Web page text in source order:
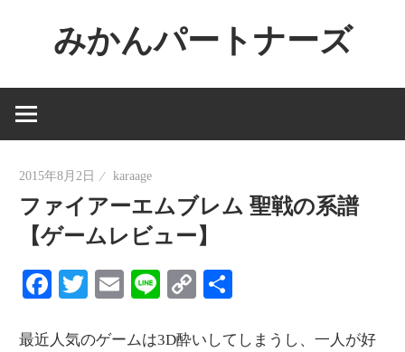
ン
へ
みかんパートナーズ
ー
ジ
ン
ル
に
た
2015年8月2日 karaage
ファイアーエムブレム 聖戦の系譜
【ゲームレビュー】
Facebook
Twitter
EmailLineCopy
最近人気のゲームは3D酔いしてしまうし、一人が好